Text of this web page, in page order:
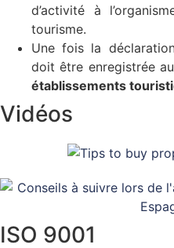
d’activité à
tourisme.
Une fois la
doit être enregistrée au
établissements
Vidéos
ISO 9001